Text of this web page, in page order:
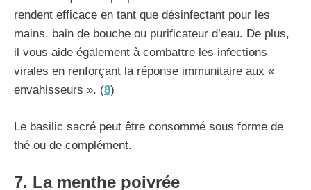
rendent efficace en tant que désinfectant pour les
mains, bain de bouche ou purificateur d’eau. De plus,
il vous aide également à combattre les infections
virales en renforçant la réponse immunitaire aux «
envahisseurs ». (8)
Le basilic sacré peut être consommé sous forme de
thé ou de complément.
7. La menthe poivrée